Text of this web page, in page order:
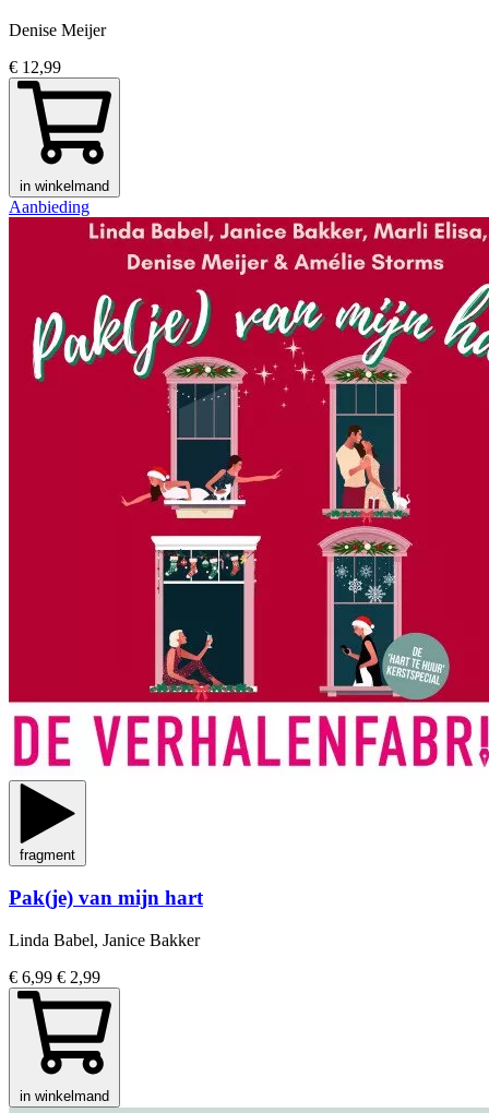
Denise Meijer
€ 12,99
in winkelmand
Aanbieding
fragment
Pak(je) van mijn hart
Linda Babel, Janice Bakker
€ 6,99 € 2,99
in winkelmand